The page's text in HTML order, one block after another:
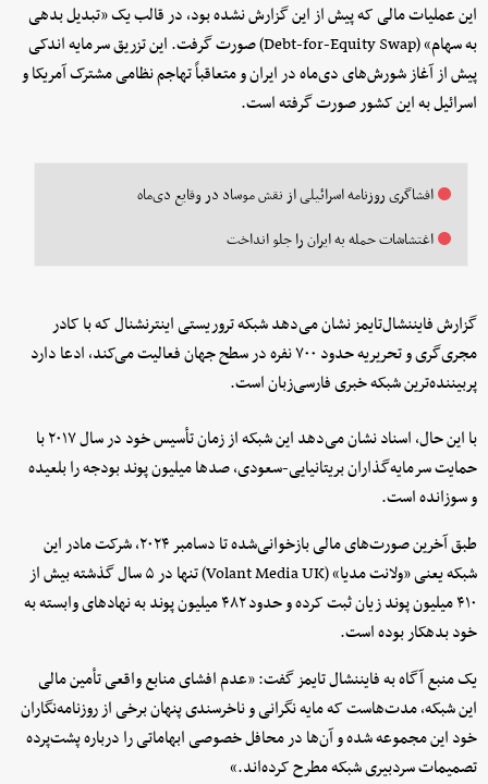
این عملیات مالی که پیش از این گزارش نشده بود، در قالب یک «تبدیل بدهی
به سهام» (Debt-for-Equity Swap) صورت گرفت. این تزریق سرمایه اندکی
پیش از آغاز شورش‌های دی‌ماه در ایران و متعاقباً تهاجم نظامی مشترک آمریکا و
اسرائیل به این کشور صورت گرفته است.
افشاگری روزنامه اسرائیلی از نقش موساد در وقایع دی‌ماه
اغتشاشات حمله به ایران را جلو انداخت
گزارش فایننشال‌تایمز نشان می‌دهد شبکه تروریستی اینترنشنال که با کادر
مجری‌گری و تحریریه حدود ۷۰۰ نفره در سطح جهان فعالیت می‌کند، ادعا دارد
پربیننده‌ترین شبکه خبری فارسی‌زبان است.
با این حال، اسناد نشان می‌دهد این شبکه از زمان تأسیس خود در سال ۲۰۱۷ با
حمایت سرمایه‌گذاران بریتانیایی-سعودی، صدها میلیون پوند بودجه را بلعیده
و سوزانده است.
طبق آخرین صورت‌های مالی بازخوانی‌شده تا دسامبر ۲۰۲۴، شرکت مادر این
شبکه یعنی «ولانت مدیا» (Volant Media UK) تنها در ۵ سال گذشته بیش از
۴۱۰ میلیون پوند زیان ثبت کرده و حدود ۴۸۲ میلیون پوند به نهادهای وابسته به
خود بدهکار بوده است.
یک منبع آگاه به فایننشال تایمز گفت: «عدم افشای منابع واقعی تأمین مالی
این شبکه، مدت‌هاست که مایه نگرانی و ناخرسندی پنهان برخی از روزنامه‌نگاران
خود این مجموعه شده و آن‌ها در محافل خصوصی ابهاماتی را درباره پشت‌پرده
تصمیمات سردبیری شبکه مطرح کرده‌اند.»